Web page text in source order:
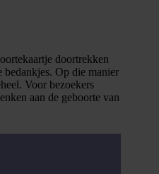
doortrekken
bedankjes. Op die manier
Voor bezoekers
aan de geboorte van